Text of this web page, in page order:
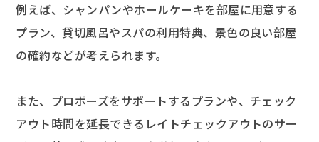
例えば、シャンパンやホールケーキを部屋に用意する
プラン、貸切風呂やスパの利用特典、景色の良い部屋
の確約などが考えられます。
また、プロポーズをサポートするプランや、チェック
アウト時間を延長できるレイトチェックアウトのサー